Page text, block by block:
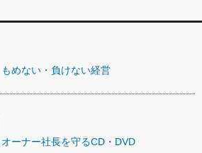
めない・負けない経営
ーナー社長を守るCD・DVD